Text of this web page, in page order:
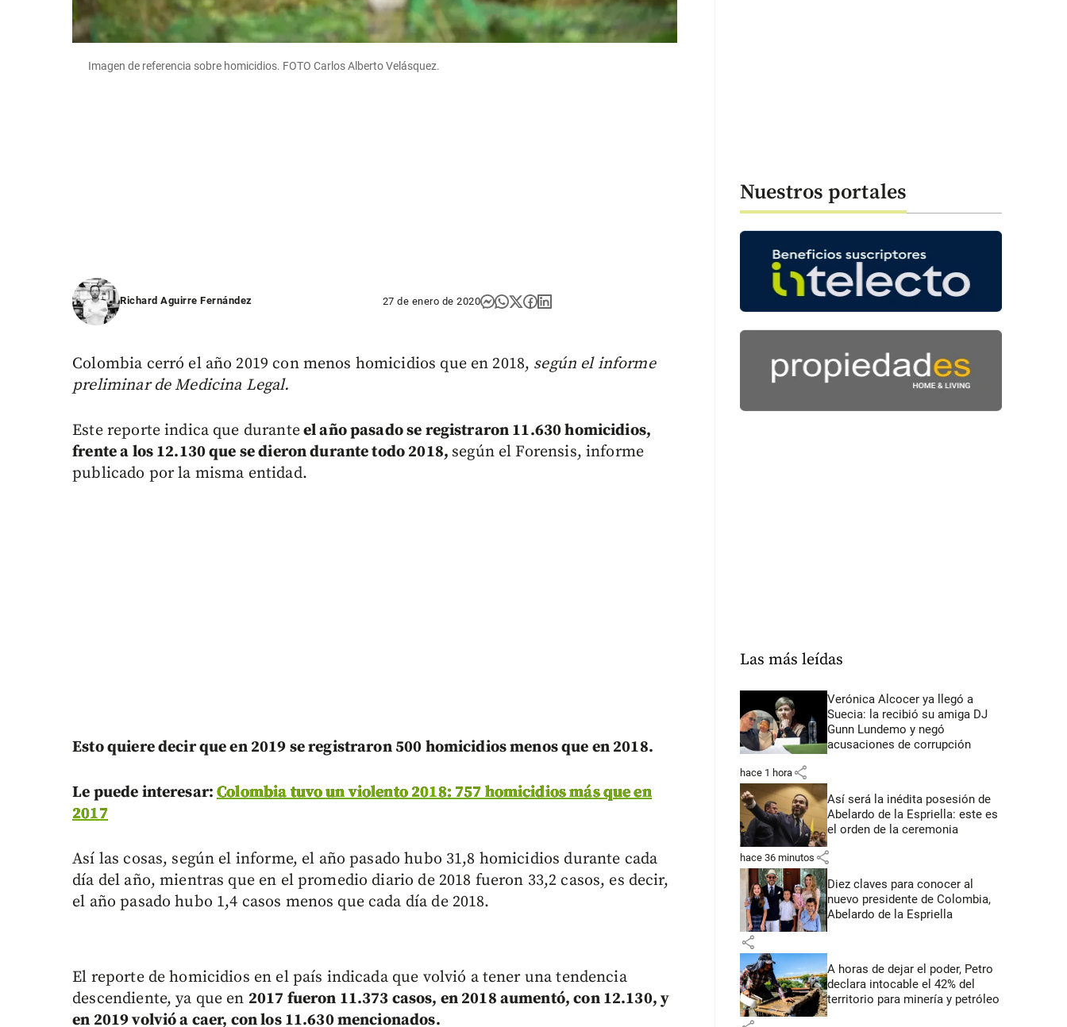
Imagen de referencia sobre homicidios. FOTO Carlos Alberto Velásquez.
Richard Aguirre Fernández 27 de enero de 2020
Colombia cerró el año 2019 con menos homicidios que en 2018, según el informe
preliminar de Medicina Legal.
Este reporte indica que duranteel año pasado se registraron 11.630 homicidios,
frente a los 12.130 que se dieron durante todo 2018, según el Forensis, informe
publicado por la misma entidad.
Esto quiere decir que en 2019 se registraron 500 homicidios menos que en 2018.
Le puede interesar:Colombia tuvo un violento 2018: 757 homicidios más que en
2017
Así las cosas, según el informe, el año pasado hubo 31,8 homicidios durante cada
día del año, mientras que en el promedio diario de 2018 fueron 33,2 casos, es decir,
el año pasado hubo 1,4 casos menos que cada día de 2018.
El reporte de homicidios en el país indicada que volvió a tener una tendencia
descendiente, ya que en 2017 fueron 11.373 casos, en 2018 aumentó, con 12.130, y
en 2019 volvió a caer, con los 11.630 mencionados.
Nuestros portales
Las más leídas
Verónica Alcocer ya llegó a
Suecia: la recibió su amiga DJ
Gunn Lundemo y negó
acusaciones de corrupción
hace 1 hora share
Así será la inédita posesión de
Abelardo de la Espriella: este es
el orden de la ceremonia
hace 36 minutos share
Diez claves para conocer al
nuevo presidente de Colombia,
Abelardo de la Espriella
share
A horas de dejar el poder, Petro
declara intocable el 42% del
territorio para minería y petróleo